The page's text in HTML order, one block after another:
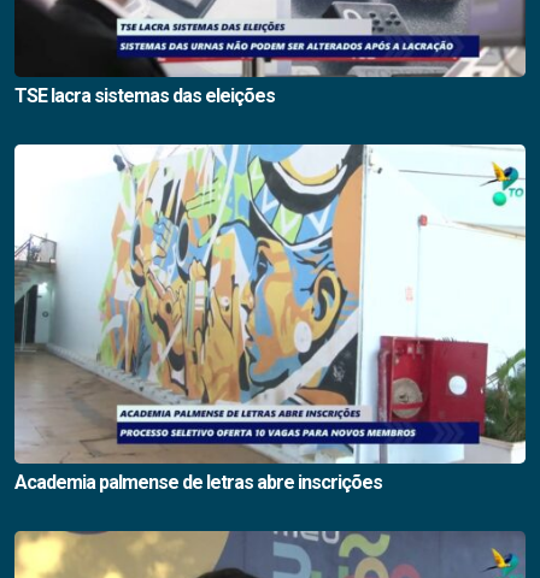
TSE lacra sistemas das eleições
Academia palmense de letras abre inscrições